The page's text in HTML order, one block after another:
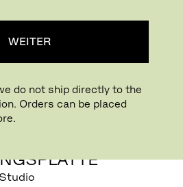
WEITER
do not ship directly to the
Orders can be placed
Drücken für Zoom